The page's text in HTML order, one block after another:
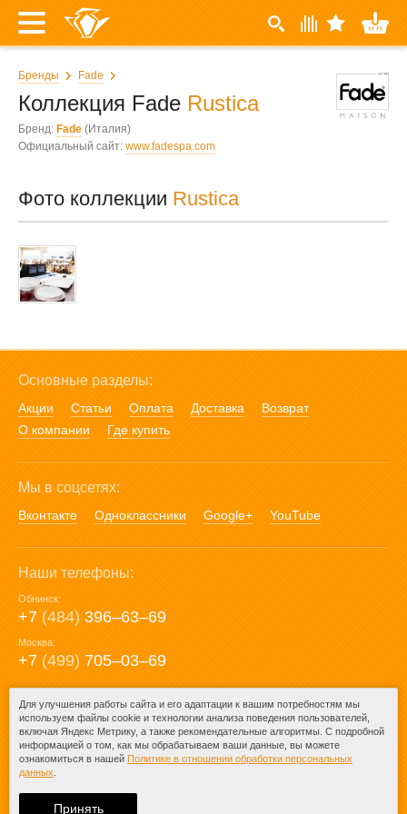
Бренды Fade
Коллекция Fade Rustica
Бренд: Fade (Италия)
Официальный сайт: www.fadespa.com
Фото коллекции Rustica
Основные разделы:
Акции Статьи Оплата Доставка
Возврат
О компании
Где купить
Мы в соцсетях:
Вконтакте Одноклассники Google+ YouTube
Наши телефоны:
Обнинск:
+7 (484) 396‒63‒69
Москва:
+7 (499) 705‒03‒69
E-mail:
mail@posuda40.ru
При любом копировании информации
Для улучшения работы сайта и его адаптации к вашим потребностям мы
используем файлы cookie и технологии анализа поведения пользователей,
включая Яндекс Метрику, а также рекомендательные алгоритмы. С подробной
информацией о том, как мы обрабатываем ваши данные, вы можете
ознакомиться в нашей Политике в отношении обработки персональных
данных
Принять